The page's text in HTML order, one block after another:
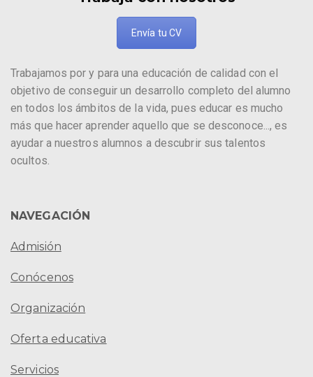
Envía tu CV
Trabajamos por y para una educación de calidad con el
objetivo de conseguir un desarrollo completo del alumno
en todos los ámbitos de la vida, pues educar es mucho
más que hacer aprender aquello que se desconoce..., es
ayudar a nuestros alumnos a descubrir sus talentos
ocultos.
NAVEGACIÓN
Admisión
Conócenos
Organización
Oferta educativa
Servicios